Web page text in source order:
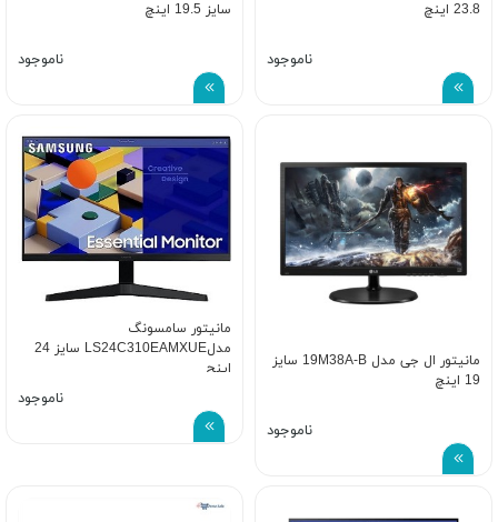
23.8 اینچ
ناموجود
سایز 19.5 اینچ
ناموجود
مانیتور ال جی مدل 19M38A-B سایز
19 اینچ
ناموجود
مانیتور سامسونگ
مدلLS24C310EAMXUE سایز 24
اینچ
ناموجود